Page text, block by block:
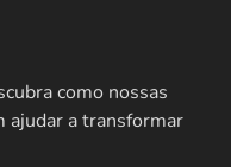
como nossas
ajudar a transformar